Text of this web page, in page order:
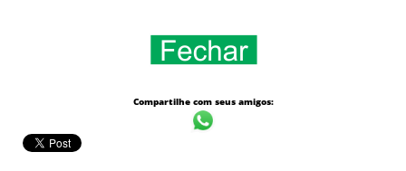
Compartilhe com seus amigos: